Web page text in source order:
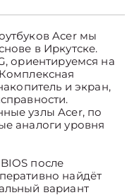
Acer мы
в Иркутске.
ориентируемся на
и экран,
узлы Acer, по
аналоги уровня
после
найдёт
вариант